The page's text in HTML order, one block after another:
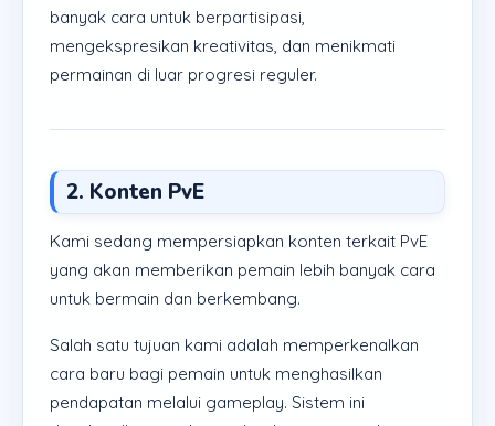
banyak cara untuk berpartisipasi,
mengekspresikan kreativitas, dan menikmati
permainan di luar progresi reguler.
2. Konten PvE
Kami sedang mempersiapkan konten terkait PvE
yang akan memberikan pemain lebih banyak cara
untuk bermain dan berkembang.
Salah satu tujuan kami adalah memperkenalkan
cara baru bagi pemain untuk menghasilkan
pendapatan melalui gameplay. Sistem ini